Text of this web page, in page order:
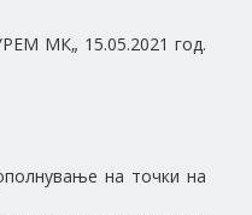
МК„ 15.05.2021 год.
на точки на